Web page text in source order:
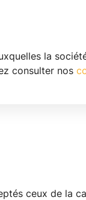
la
consulter nos
ceux de la